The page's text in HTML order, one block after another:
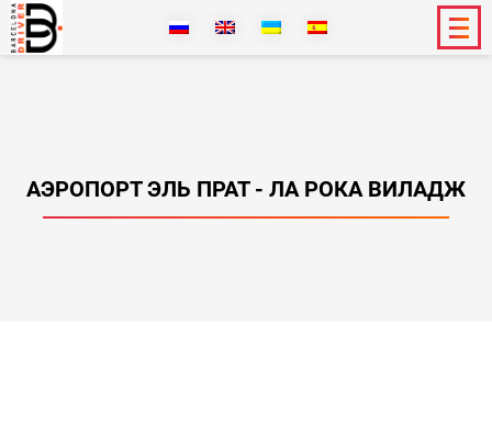
АЭРОПОРТ ЭЛЬ ПРАТ - ЛА РОКА ВИЛАДЖ